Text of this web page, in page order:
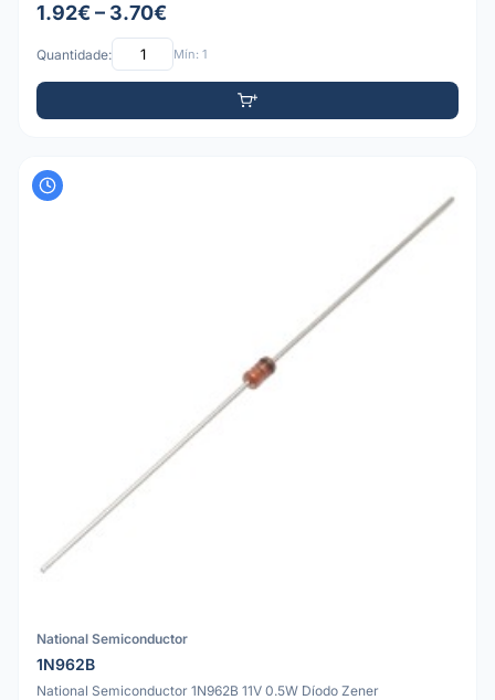
1.92€ – 3.70€
Quantidade: Mín: 1
National Semiconductor
1N962B
National Semiconductor 1N962B 11V 0.5W Díodo Zener